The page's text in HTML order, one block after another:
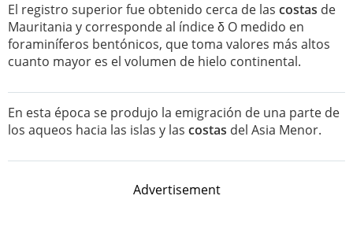
El registro superior fue obtenido cerca de las costas de
Mauritania y corresponde al índice δ O medido en
foraminíferos bentónicos, que toma valores más altos
cuanto mayor es el volumen de hielo continental.
En esta época se produjo la emigración de una parte de
los aqueos hacia las islas y las costas del Asia Menor.
Advertisement